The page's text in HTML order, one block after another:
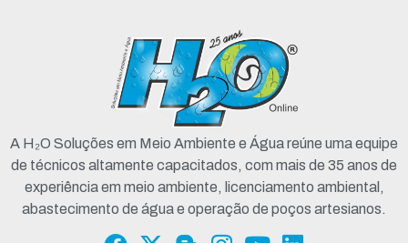
A H₂O Soluções em Meio Ambiente e Água reúne uma equipe
de técnicos altamente capacitados, com mais de 35 anos de
experiência em meio ambiente, licenciamento ambiental,
abastecimento de água e operação de poços artesianos.